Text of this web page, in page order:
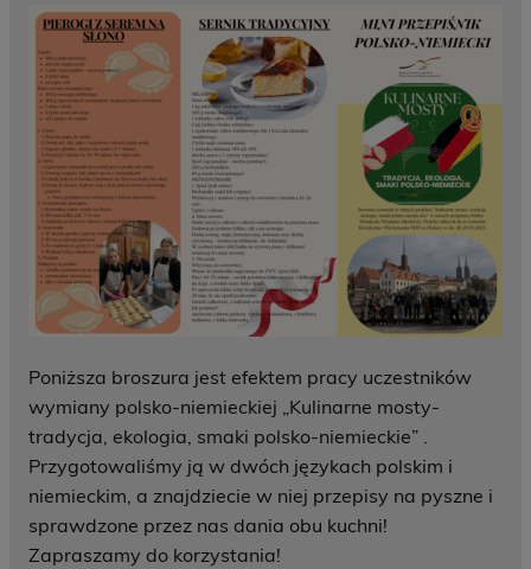
Poniższa broszura jest efektem pracy uczestników
wymiany polsko-niemieckiej „Kulinarne mosty-
tradycja, ekologia, smaki polsko-niemieckie” .
Przygotowaliśmy ją w dwóch językach polskim i
niemieckim, a znajdziecie w niej przepisy na pyszne i
sprawdzone przez nas dania obu kuchni!
Zapraszamy do korzystania!